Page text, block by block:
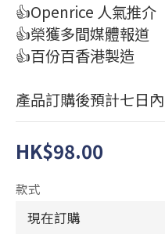
👍Openrice 人氣推介
👍榮獲多間媒體報道
👍百份百香港製造
產品訂購後預計七日
HK$98.00
款式